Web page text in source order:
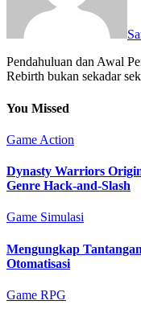
Pendahuluan dan Awal Perjalanan di Rebirth Final Fantasy VII
Rebirth bukan sekadar
You Missed
Game Action
Dynasty Warriors
Genre Hack-and-Slash
Game Simulasi
Mengungkap
Otomatisasi
Game RPG